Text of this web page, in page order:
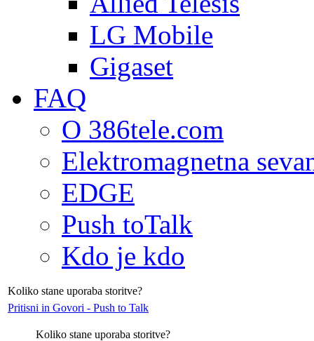
LG Mobile
Gigaset
FAQ
O 386tele.com
Elektromagnetna
EDGE
Push toTalk
Kdo je kdo
Koliko stane uporaba storitve?
Pritisni in Govori - Push to Talk
Koliko stane uporaba storitve?